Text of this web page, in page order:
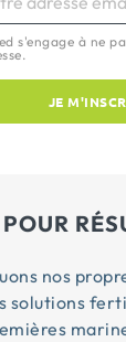
s'engage à ne
JE
POUR
nos
solutions